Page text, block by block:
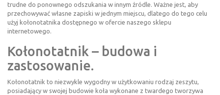
trudne do ponownego odszukania w innym źródle. Ważne jest, aby
przechowywać własne zapiski w jednym miejscu, dlatego do tego celu
użyj kołonotatnika dostępnego w ofercie naszego sklepu
internetowego.
Kołonotatnik – budowa i
zastosowanie.
Kołonotatnik to niezwykle wygodny w użytkowaniu rodzaj zeszytu
posiadający w swojej budowie koła wykonane z twardego tworzywa